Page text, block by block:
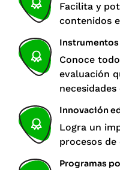
Facilita y
contenidos
Conoce
evaluación
Innovación
Logra un
procesos de
Programas